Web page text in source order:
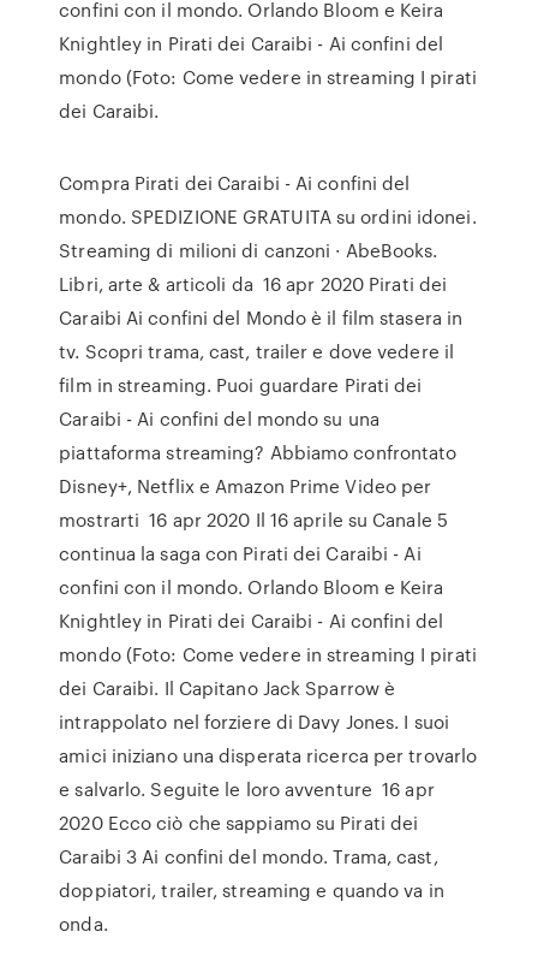
confini con il mondo. Orlando Bloom e Keira
Knightley in Pirati dei Caraibi - Ai confini del
mondo (Foto: Come vedere in streaming I pirati
dei Caraibi.
Compra Pirati dei Caraibi - Ai confini del
mondo. SPEDIZIONE GRATUITA su ordini idonei.
Streaming di milioni di canzoni · AbeBooks.
Libri, arte & articoli da 16 apr 2020 Pirati dei
Caraibi Ai confini del Mondo è il film stasera in
tv. Scopri trama, cast, trailer e dove vedere il
film in streaming. Puoi guardare Pirati dei
Caraibi - Ai confini del mondo su una
piattaforma streaming? Abbiamo confrontato
Disney+, Netflix e Amazon Prime Video per
mostrarti 16 apr 2020 Il 16 aprile su Canale 5
continua la saga con Pirati dei Caraibi - Ai
confini con il mondo. Orlando Bloom e Keira
Knightley in Pirati dei Caraibi - Ai confini del
mondo (Foto: Come vedere in streaming I pirati
dei Caraibi. Il Capitano Jack Sparrow è
intrappolato nel forziere di Davy Jones. I suoi
amici iniziano una disperata ricerca per trovarlo
e salvarlo. Seguite le loro avventure 16 apr
2020 Ecco ciò che sappiamo su Pirati dei
Caraibi 3 Ai confini del mondo. Trama, cast,
doppiatori, trailer, streaming e quando va in
onda.